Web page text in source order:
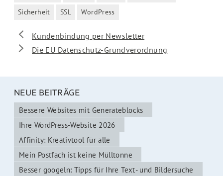
Sicherheit
SSL WordPress
Kundenbindung per Newsletter
Die EU Datenschutz-Grundverordnung
NEUE BEITRÄGE
Bessere Websites mit Generateblocks
Ihre WordPress-Website 2026
Affinity: Kreativtool für alle
Mein Postfach ist keine Mülltonne
Besser googeln: Tipps für Ihre Text- und Bildersuche